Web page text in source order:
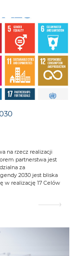
na rzecz realizacji
partnerstwa jest
za
2030 jest bliska
w realizację 17 Celów